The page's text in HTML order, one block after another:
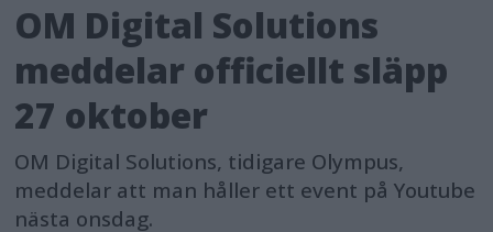
OM Digital Solutions
meddelar officiellt släpp
27 oktober
OM Digital Solutions, tidigare Olympus,
meddelar att man håller ett event på Youtube
nästa onsdag.